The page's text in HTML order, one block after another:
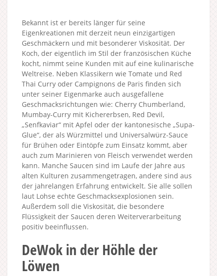
Bekannt ist er bereits länger für seine
Eigenkreationen mit derzeit neun einzigartigen
Geschmäckern und mit besonderer Viskosität. Der
Koch, der eigentlich im Stil der französischen Küche
kocht, nimmt seine Kunden mit auf eine kulinarische
Weltreise. Neben Klassikern wie Tomate und Red
Thai Curry oder Campignons de Paris finden sich
unter seiner Eigenmarke auch ausgefallene
Geschmacksrichtungen wie: Cherry Chumberland,
Mumbay-Curry mit Kichererbsen, Red Devil,
„Senfkaviar“ mit Apfel oder der kantonesische „Supa-
Glue“, der als Würzmittel und Universalwürz-Sauce
für Brühen oder Eintöpfe zum Einsatz kommt, aber
auch zum Marinieren von Fleisch verwendet werden
kann. Manche Saucen sind im Laufe der Jahre aus
alten Kulturen zusammengetragen, andere sind aus
der jahrelangen Erfahrung entwickelt. Sie alle sollen
laut Lohse echte Geschmacksexplosionen sein.
Außerdem soll die Viskosität, die besondere
Flüssigkeit der Saucen deren Weiterverarbeitung
positiv beeinflussen.
DeWok in der Höhle der
Löwen